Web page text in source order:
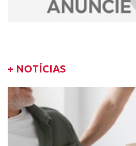
+ NOTÍCIAS